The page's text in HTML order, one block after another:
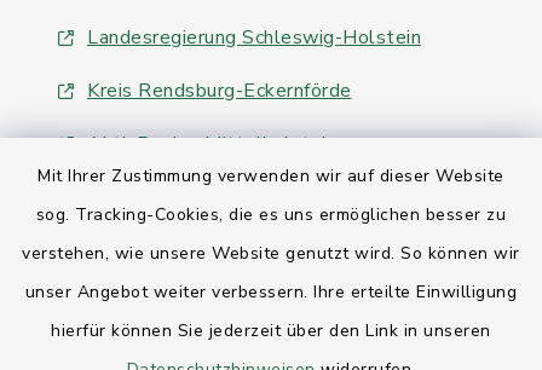
Mit Ihrer Zustimmung verwenden wir auf dieser Website
sog. Tracking-Cookies, die es uns ermöglichen besser zu
verstehen, wie unsere Website genutzt wird. So können wir
unser Angebot weiter verbessern. Ihre erteilte Einwilligung
hierfür können Sie jederzeit über den Link in unseren
Landesregierung Schleswig-Holstein
Kreis Rendsburg-Eckernförde
AktivRegion Mittelholstein
Kontakt